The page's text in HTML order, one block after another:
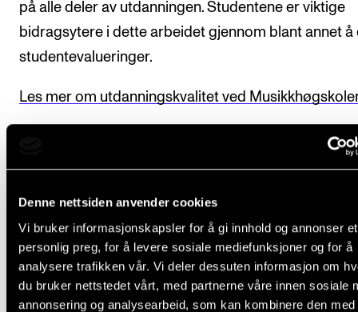
Denne nettsiden anvender cookies
Vi bruker informasjonskapsler for å gi innhold og annonser et
personlig preg, for å levere sosiale mediefunksjoner og for å
analysere trafikken vår. Vi deler dessuten informasjon om
du bruker nettstedet vårt, med partnerne våre innen sosiale
annonsering og analysearbeid, som kan kombinere den med
på alle deler av utdanningen. Studentene er viktige
bidragsytere i dette arbeidet gjennom blant annet å
studentevalueringer.
Les mer om utdanningskvalitet ved
Angi veivalg/instrumentvalg